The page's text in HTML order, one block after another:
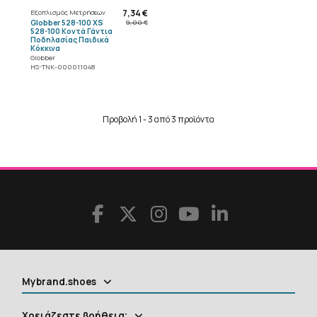
Εξοπλισμός Μετρήσεων
Globber 528-100 XS
528-100 Κοντά Γάντια
Ποδηλασίας Παιδικά
Κόκκινα
Globber
HS-TNK-000011048
7,34 €
9,00 €
Προβολή 1 - 3 από 3 προϊόντα
Mybrand.shoes